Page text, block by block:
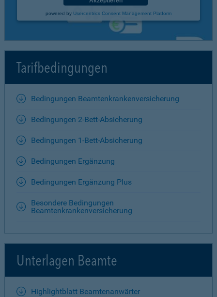
powered by Usercentrics Consent Management Platform
Tarifbedingungen
Bedingungen Beamtenkrankenversicherung
Bedingungen 2-Bett-Absicherung
Bedingungen 1-Bett-Absicherung
Bedingungen Ergänzung
Bedingungen Ergänzung Plus
Besondere Bedingungen
Beamtenkrankenversicherung
Unterlagen Beamte
Highlightblatt Beamtenanwärter